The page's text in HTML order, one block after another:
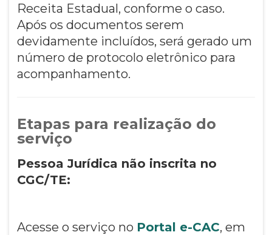
Receita Estadual, conforme o caso.
Após os documentos serem
devidamente incluídos, será gerado um
número de protocolo eletrônico para
acompanhamento.
Etapas para realização do
serviço
Pessoa Jurídica não inscrita no
CGC/TE:
Acesse o serviço no Portal e-CAC, em